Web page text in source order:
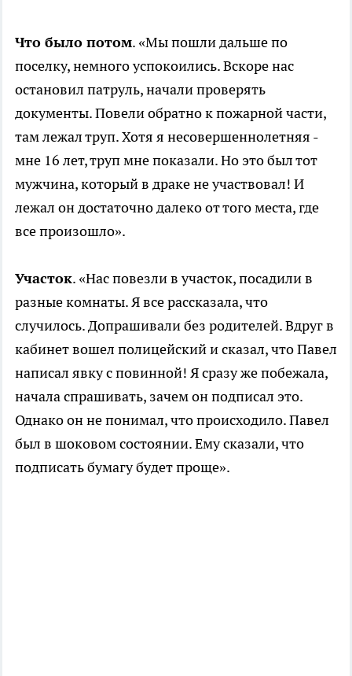
Что было потом. «Мы пошли дальше по
поселку, немного успокоились. Вскоре нас
остановил патруль, начали проверять
документы. Повели обратно к пожарной части,
там лежал труп. Хотя я несовершеннолетняя -
мне 16 лет, труп мне показали. Но это был тот
мужчина, который в драке не участвовал! И
лежал он достаточно далеко от того места, где
все произошло».
Участок. «Нас повезли в участок, посадили в
разные комнаты. Я все рассказала, что
случилось. Допрашивали без родителей. Вдруг в
кабинет вошел полицейский и сказал, что Павел
написал явку с повинной! Я сразу же побежала,
начала спрашивать, зачем он подписал это.
Однако он не понимал, что происходило. Павел
был в шоковом состоянии. Ему сказали, что
подписать бумагу будет проще».